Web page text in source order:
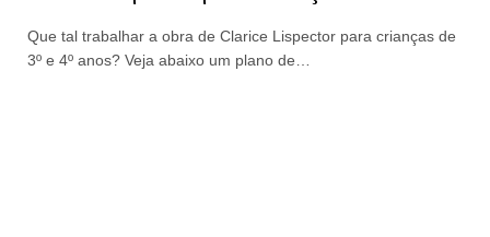
Que tal trabalhar a obra de Clarice Lispector para crianças de
3º e 4º anos? Veja abaixo um plano de…